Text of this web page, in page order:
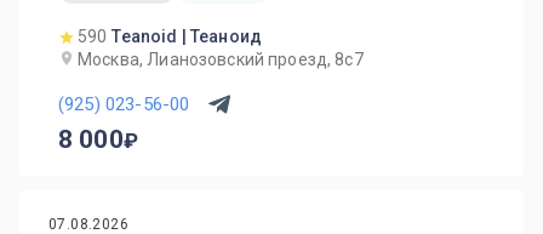
590 Teanoid | Теаноид
Москва, Лианозовский проезд, 8с7
(925) 023-56-00
8 000
07.08.2026